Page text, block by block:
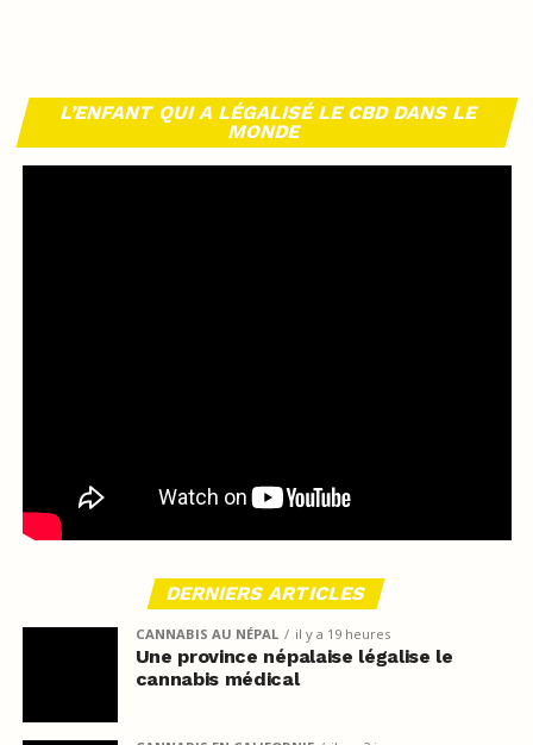
L’ENFANT QUI A LÉGALISÉ LE CBD DANS LE
MONDE
DERNIERS ARTICLES
CANNABIS AU NÉPAL il y a 19 heures
Une province népalaise légalise le
cannabis médical